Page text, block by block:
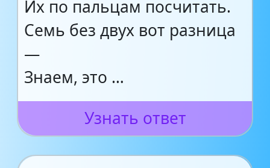
Их по пальцам посчитать.
Семь без двух вот разница
—
Знаем, это …
Узнать ответ